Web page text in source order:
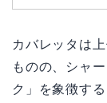
カバレッタは
ものの、シャ
ク」を象徴す